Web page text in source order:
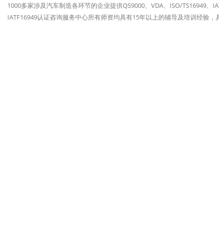
1000多家涉及汽车制造各环节的企业提供QS9000、VDA、ISO/TS16949
IATF16949认证咨询服务中心所有师资均具有15年以上的辅导及培训经验